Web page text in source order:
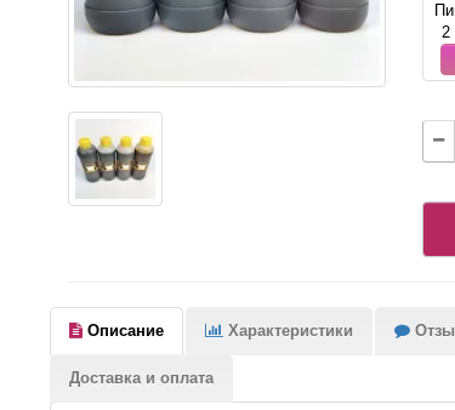
2
Описание Характеристики
Доставка и оплата